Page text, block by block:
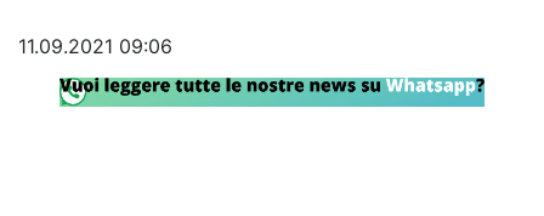
Lazio Women
Rassegna Lazio
11.09.2021 09:06